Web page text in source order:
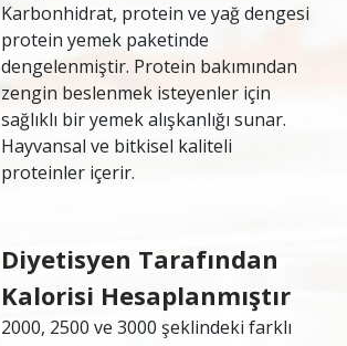
Karbonhidrat, protein ve yağ dengesi
protein yemek paketinde
dengelenmiştir. Protein bakımından
zengin beslenmek isteyenler için
sağlıklı bir yemek alışkanlığı sunar.
Hayvansal ve bitkisel kaliteli
proteinler içerir.
Diyetisyen Tarafından
Kalorisi Hesaplanmıştır
2000, 2500 ve 3000 şeklindeki farklı